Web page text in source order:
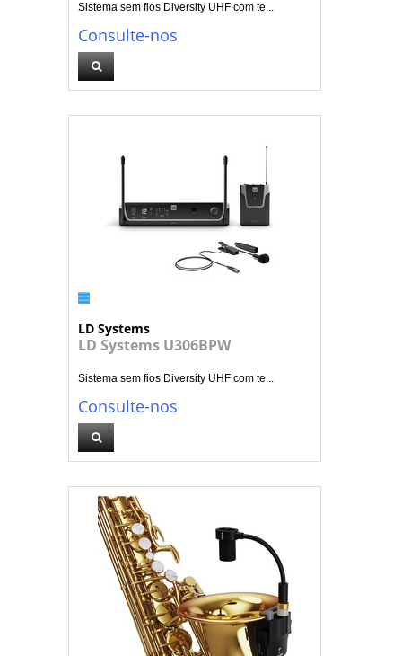
Sistema sem fios Diversity UHF com te...
Consulte-nos
LD Systems
LD Systems U306BPW
Sistema sem fios Diversity UHF com te...
Consulte-nos